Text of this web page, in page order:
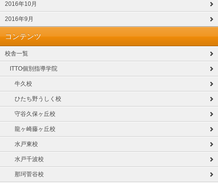
2016年10月
2016年9月
コンテンツ
校舎一覧
ITTO個別指導学院
牛久校
ひたち野うしく校
守谷久保ヶ丘校
龍ヶ崎藤ヶ丘校
水戸東校
水戸千波校
那珂菅谷校